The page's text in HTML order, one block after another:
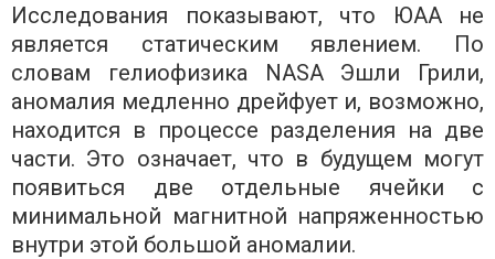
Исследования показывают, что ЮАА не
является статическим явлением. По
словам гелиофизика NASA Эшли Грили,
аномалия медленно дрейфует и, возможно,
находится в процессе разделения на две
части. Это означает, что в будущем могут
появиться две отдельные ячейки с
минимальной магнитной напряженностью
внутри этой большой аномалии.